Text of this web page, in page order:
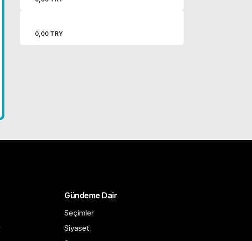
0,00 TRY
Gündeme Dair
Seçimler
Siyaset